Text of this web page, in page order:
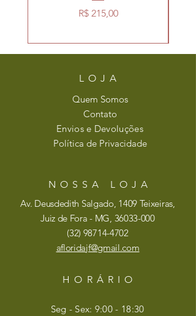
Preço
R$ 215,00
LOJA
Quem Somos
Contato
Envios e Devoluções
Política de Privacidade
NOSSA LOJA
Av. Deusdedith Salgado, 1409 Teixeiras,
Juiz de Fora - MG, 36033-000
(32) 98714-4702
afloridajf@gmail.com
HORÁRIO
Seg - Sex: 9:00 - 18:30